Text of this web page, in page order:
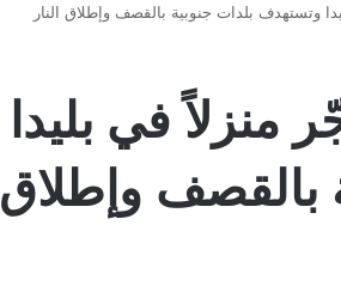
وتستهدف بلدات جنوبية بالقصف وإطلاق النار
منزلاً في بليدا
بالقصف وإطلاق